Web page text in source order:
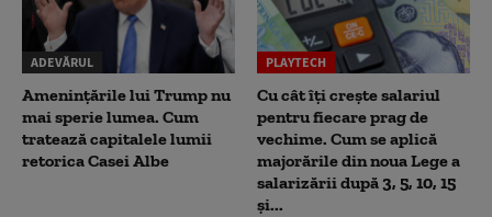
ADEVĂRUL
Amenințările lui Trump nu
mai sperie lumea. Cum
tratează capitalele lumii
retorica Casei Albe
PLAYTECH
Cu cât îți crește salariul
pentru fiecare prag de
vechime. Cum se aplică
majorările din noua Lege a
salarizării după 3, 5, 10, 15
și...